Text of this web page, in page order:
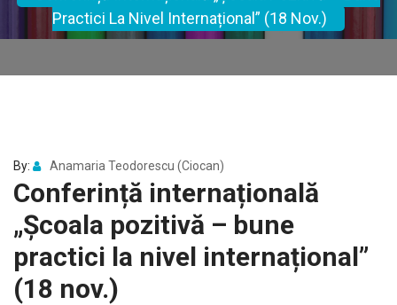
Practici La Nivel Internațional” (18 Nov.)
By: Anamaria Teodorescu (Ciocan)
Conferință internațională
„Școala pozitivă – bune
practici la nivel internațional”
(18 nov.)